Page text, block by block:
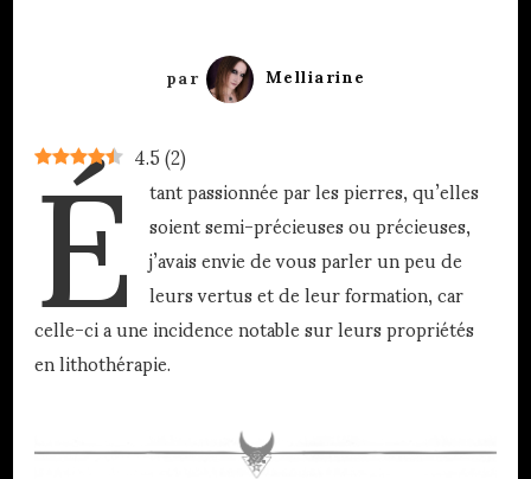
par Melliarine
4.5(2)
É tant passionnée par les pierres, qu’elles
soient semi-précieuses ou précieuses,
j’avais envie de vous parler un peu de
leurs vertus et de leur formation, car
celle-ci a une incidence notable sur leurs propriétés
en lithothérapie.